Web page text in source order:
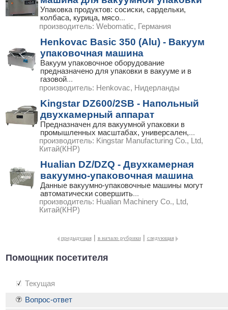
Упаковка продуктов: сосиски, сардельки,
колбаса, курица, мясо...
производитель: Webomatic, Германия
Henkovac Basic 350 (Alu) - Вакуум
упаковочная машина
Вакуум упаковочное оборудование
предназначено для упаковки в вакууме и в
газовой...
производитель: Henkovac, Нидерланды
Kingstar DZ600/2SB - Напольный
двухкамерный аппарат
Предназначен для вакуумной упаковки в
промышленных масштабах, универсален,...
производитель: Kingstar Manufacturing Co., Ltd,
Китай(КНР)
Hualian DZ/DZQ - Двухкамерная
вакуумно-упаковочная машина
Данные вакуумно-упаковочные машины могут
автоматически совершить...
производитель: Hualian Machinery Co., Ltd,
Китай(КНР)
предыдущая | в начало рубрики | следующая
Помощник посетителя
Текущая
Вопрос-ответ